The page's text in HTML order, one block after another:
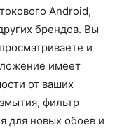
Android,
брендов. Вы
и
имеет
от ваших
фильтр
для новых обоев и